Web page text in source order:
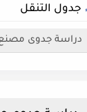
جدول التنقل
دراسة جدوى